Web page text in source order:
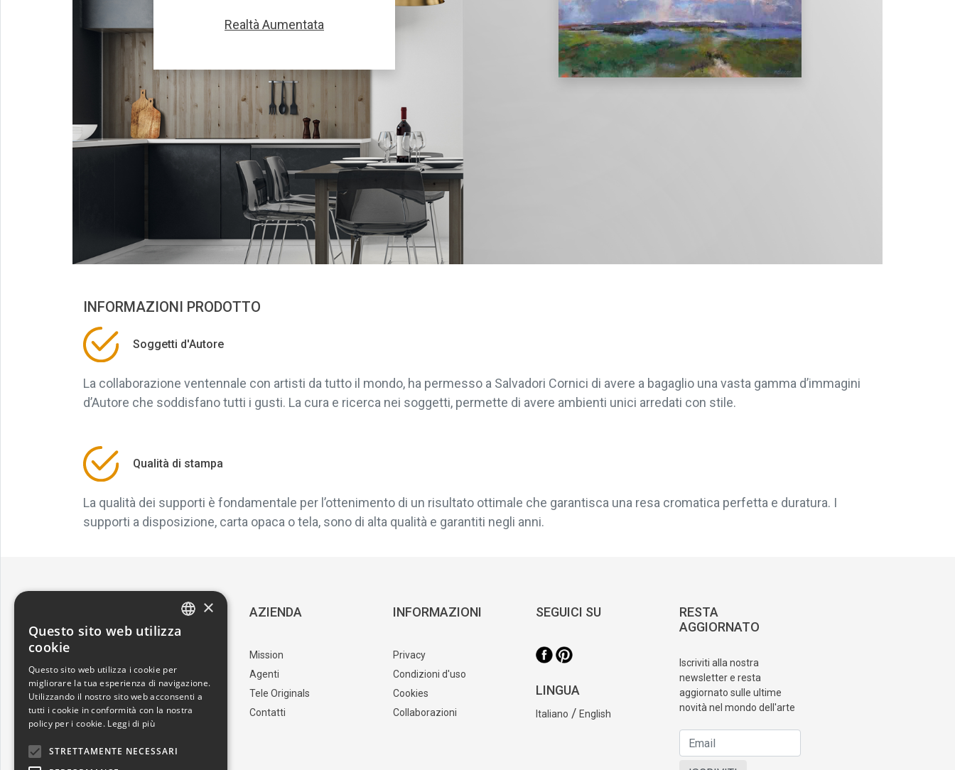
Realtà Aumentata
INFORMAZIONI PRODOTTO
Soggetti d'Autore
La collaborazione ventennale con artisti da tutto il mondo, ha permesso a Salvadori Cornici di avere a bagaglio una vasta gamma d’immagini
d’Autore che soddisfano tutti i gusti. La cura e ricerca nei soggetti, permette di avere ambienti unici arredati con stile.
Qualità di stampa
La qualità dei supporti è fondamentale per l’ottenimento di un risultato ottimale che garantisca una resa cromatica perfetta e duratura. I
supporti a disposizione, carta opaca o tela, sono di alta qualità e garantiti negli anni.
SERVIZIO CLIENTI
I nostri artisti
Trova il punto vendita
AZIENDA
Mission
Agenti
Tele Originals
Contatti
INFORMAZIONI
Privacy
Condizioni d'uso
Cookies
Collaborazioni
SEGUICI SU
LINGUA
Italiano /English
RESTA
AGGIORNATO
Iscriviti alla nostra
newsletter e resta
aggiornato sulle ultime
novità nel mondo dell'arte
×
Questo sito web utilizza
cookie
Questo sito web utilizza i cookie per
migliorare la tua esperienza di navigazione.
Utilizzando il nostro sito web acconsenti a
tutti i cookie in conformità con la nostra
policy per i cookie. Leggi di più
STRETTAMENTE NECESSARI